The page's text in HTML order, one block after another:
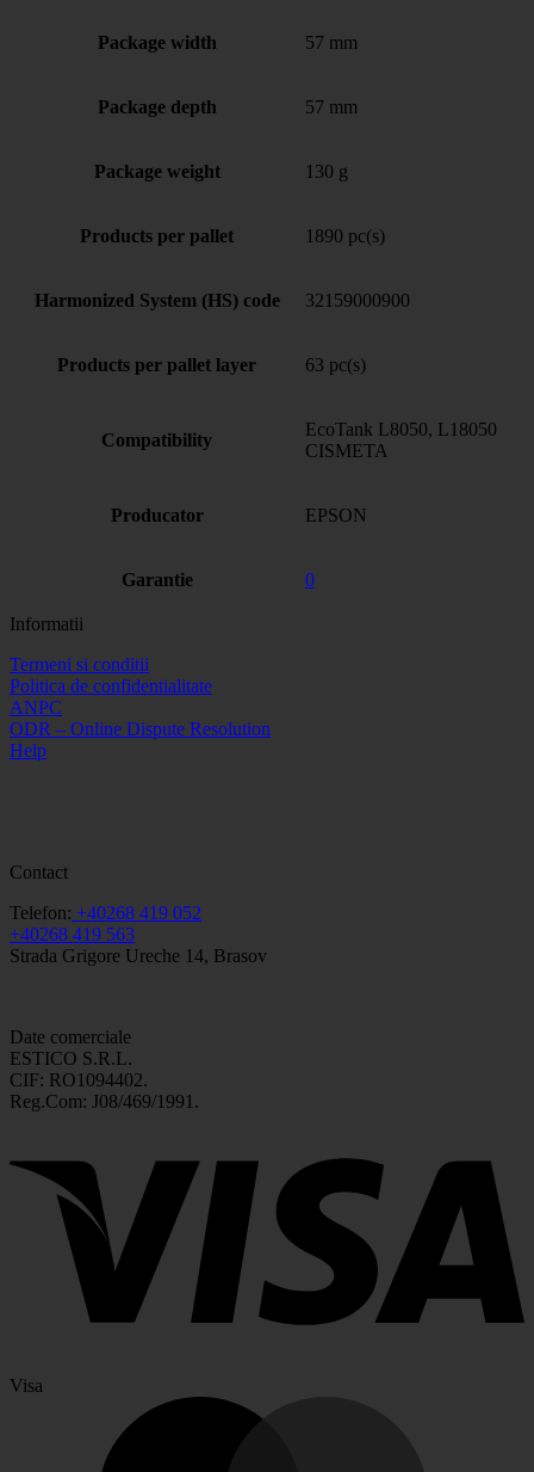
Package width 57 mm
Package depth 57 mm
Package weight 130 g
Products per pallet 1890 pc(s)
Harmonized System (HS) code 32159000900
Products per pallet layer 63 pc(s)
Compatibility
EcoTank L8050, L18050
CISMETA
Producator EPSON
Garantie 0
Informatii
Termeni si conditii
Politica de confidentialitate
ANPC
ODR – Online Dispute Resolution
Help
Contact
Telefon: +40268 419 052
+40268 419 563
Strada Grigore Ureche 14, Brasov
Date comerciale
ESTICO S.R.L.
CIF: RO1094402.
Reg.Com: J08/469/1991.
Visa